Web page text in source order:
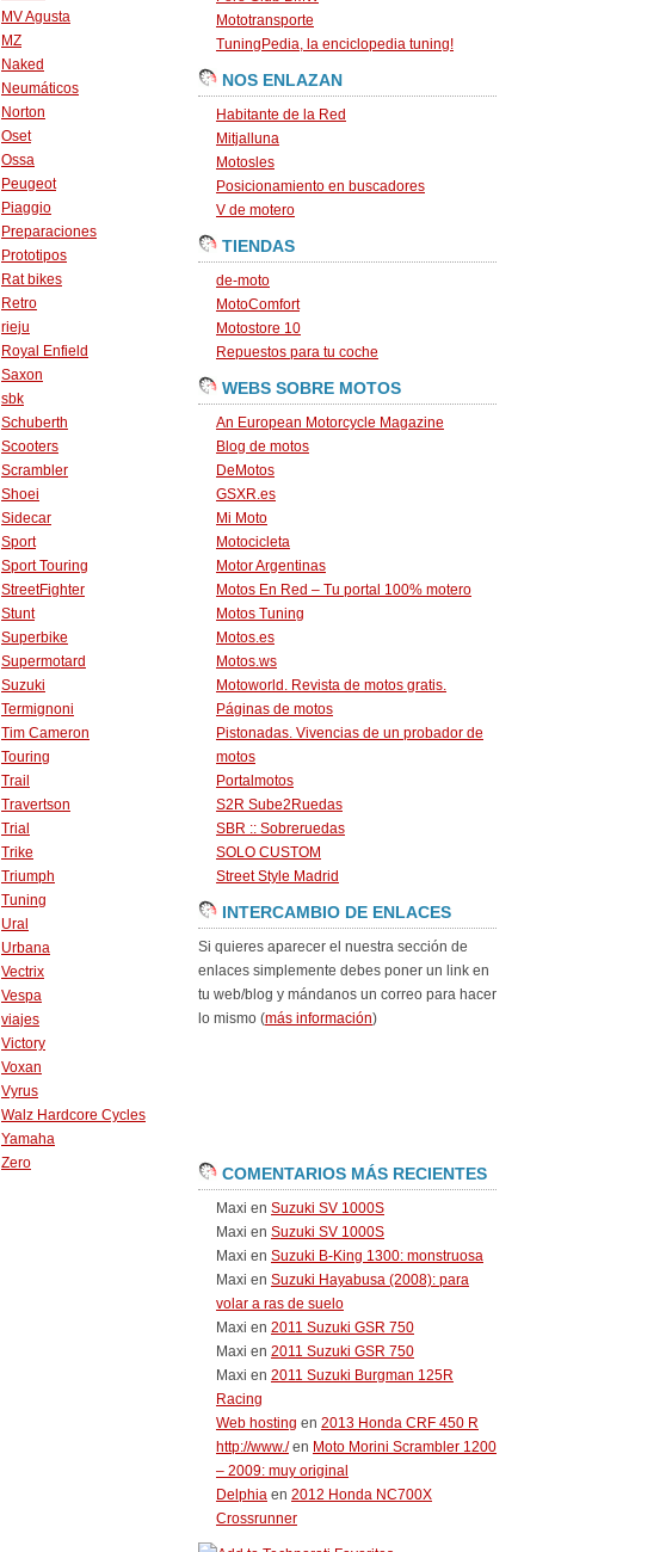
MV Agusta
MZ
Naked
Neumáticos
Norton
Oset
Ossa
Peugeot
Piaggio
Preparaciones
Prototipos
Rat bikes
Retro
rieju
Royal Enfield
Saxon
sbk
Schuberth
Scooters
Scrambler
Shoei
Sidecar
Sport
Sport Touring
StreetFighter
Stunt
Superbike
Supermotard
Suzuki
Termignoni
Tim Cameron
Touring
Trail
Travertson
Trial
Trike
Triumph
Tuning
Ural
Urbana
Vectrix
Vespa
viajes
Victory
Voxan
Vyrus
Walz Hardcore Cycles
Yamaha
Zero
Mototransporte
TuningPedia, la enciclopedia tuning!
NOS ENLAZAN
Habitante de la Red
Mitjalluna
Motosles
Posicionamiento en buscadores
V de motero
TIENDAS
de-moto
MotoComfort
Motostore 10
Repuestos para tu coche
WEBS SOBRE MOTOS
An European Motorcycle Magazine
Blog de motos
DeMotos
GSXR.es
Mi Moto
Motocicleta
Motor Argentinas
Motos En Red – Tu portal 100% motero
Motos Tuning
Motos.es
Motos.ws
Motoworld. Revista de motos gratis.
Páginas de motos
Pistonadas. Vivencias de un probador de
motos
Portalmotos
S2R Sube2Ruedas
SBR :: Sobreruedas
SOLO CUSTOM
Street Style Madrid
INTERCAMBIO DE ENLACES
Si quieres aparecer el nuestra sección de
enlaces simplemente debes poner un link en
tu web/blog y mándanos un correo para hacer
lo mismo (más información)
COMENTARIOS MÁS RECIENTES
Maxi en Suzuki SV 1000S
Maxi en Suzuki SV 1000S
Maxi en Suzuki B-King 1300: monstruosa
Maxi en Suzuki Hayabusa (2008): para
volar a ras de suelo
Maxi en 2011 Suzuki GSR 750
Maxi en 2011 Suzuki GSR 750
Maxi en 2011 Suzuki Burgman 125R
Racing
Web hosting en 2013 Honda CRF 450 R
http://www./en Moto Morini Scrambler 1200
– 2009: muy original
Delphia en 2012 Honda NC700X
Crossrunner